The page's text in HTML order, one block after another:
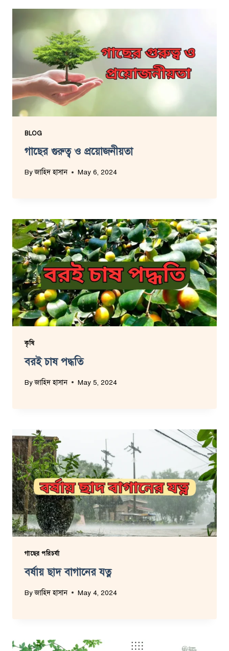
BLOG
গাছের গুরুত্ব ও প্রয়োজনীয়তা
Byজাহিদ হাসান May 6, 2024
কৃষি
বরই চাষ পদ্ধতি
Byজাহিদ হাসান May 5, 2024
গাছের পরিচর্যা
বর্ষায় ছাদ বাগানের যত্ন
Byজাহিদ হাসান May 4, 2024